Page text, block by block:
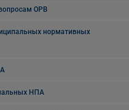
ОРВ
нормативных
НПА